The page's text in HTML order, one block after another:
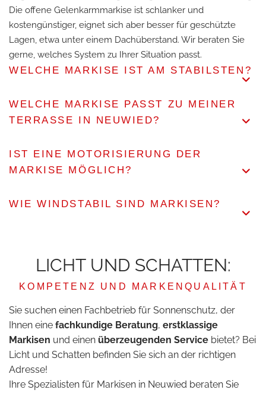
Die offene Gelenkarmmarkise ist schlanker und
kostengünstiger, eignet sich aber besser für geschützte
Lagen, etwa unter einem Dachüberstand. Wir beraten Sie
gerne, welches System zu Ihrer Situation passt.
WELCHE MARKISE IST AM STABILSTEN?
WELCHE MARKISE PASST ZU MEINER
TERRASSE IN NEUWIED?
IST EINE MOTORISIERUNG DER
MARKISE MÖGLICH?
WIE WINDSTABIL SIND MARKISEN?
LICHT UND SCHATTEN:
KOMPETENZ UND MARKENQUALITÄT
Sie suchen einen Fachbetrieb für Sonnenschutz, der
Ihnen eine fachkundige Beratung, erstklassige
Markisen und einen überzeugenden Service bietet? Bei
Licht und Schatten befinden Sie sich an der richtigen
Adresse!
Ihre Spezialisten für Markisen in Neuwied beraten Sie